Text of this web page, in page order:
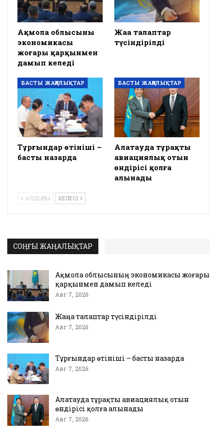
Ақмола облысының
экономикасы
жоғары қарқынмен
дамып келеді
Жаңа талаптар
түсіндірілді
БАСТЫ ЖАҢАЛЫҚТАР
Тұрғындар өтініші –
басты назарда
БАСТЫ ЖАҢАЛЫҚТАР
Алатауда тұрақты
авиациялық отын
өндірісі қолға
алынады
АЛДЫҢҒЫ КЕЛЕСІ
СОҢҒЫ ЖАҢАЛЫҚТАР
Ақмола облысының экономикасы жоғары
қарқынмен дамып келеді
Авг 7, 2026
Жаңа талаптар түсіндірілді
Авг 7, 2026
Тұрғындар өтініші – басты назарда
Авг 7, 2026
Алатауда тұрақты авиациялық отын
өндірісі қолға алынады
Авг 7, 2026